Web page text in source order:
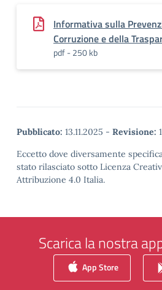
Informativa sulla
Corruzione e della
pdf - 250 kb
Pubblicato: 13.11.2025 - Revisione:
Eccetto dove diversamente
stato rilasciato sotto Licenza
Attribuzione 4.0 Italia.
Scarica la nostra
App Store